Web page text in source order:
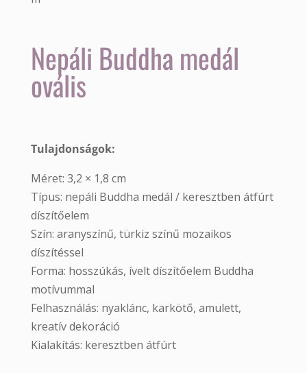
Nepáli Buddha medál
ovális
Tulajdonságok:
Méret: 3,2 × 1,8 cm
Típus: nepáli Buddha medál / keresztben átfúrt
díszítőelem
Szín: aranyszínű, türkiz színű mozaikos
díszítéssel
Forma: hosszúkás, ívelt díszítőelem Buddha
motívummal
Felhasználás: nyaklánc, karkötő, amulett,
kreatív dekoráció
Kialakítás: keresztben átfúrt